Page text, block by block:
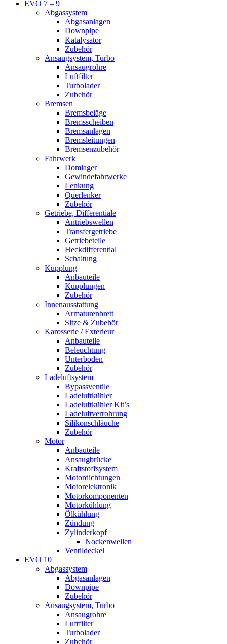
EVO 7 – 9
Abgassystem
Abgasanlagen
Downpipe
Katalysator
Zubehör
Ansaugsystem, Turbo
Ansaugrohre
Luftfilter
Turbolader
Zubehör
Bremsen
Bremsbeläge
Bremsscheiben
Bremsanlagen
Bremsleitungen
Bremsenzubehör
Fahrwerk
Domlager
Gewindefahrwerke
Lenkung
Querlenker
Zubehör
Getriebe, Differentiale
Antriebswellen
Transfergetriebe
Getriebeteile
Heckdifferential
Schaltung
Kupplung
Anbauteile
Kupplungen
Zubehör
Innenausstattung
Armaturenbrett
Sitze & Zubehör
Karosserie / Exterieur
Anbauteile
Beleuchtung
Unterboden
Zubehör
Ladeluftsystem
Bypassventile
Ladeluftkühler
Ladeluftkühler Kit’s
Ladeluftverrohrung
Silikonschläuche
Zubehör
Motor
Anbauteile
Ansaugbrücke
Kraftstoffsystem
Motordichtungen
Motorelektronik
Motorkomponenten
Motorkühlung
Ölkühlung
Zündung
Zylinderkopf
Nockenwellen
Ventildeckel
EVO 10
Abgassystem
Abgasanlagen
Downpipe
Zubehör
Ansaugsystem, Turbo
Ansaugrohre
Luftfilter
Turbolader
Zubehör